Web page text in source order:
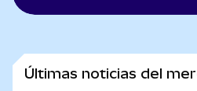
Últimas noticias del